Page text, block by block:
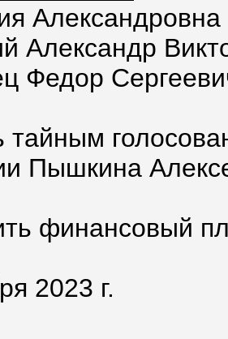
Александровна
Александр
Федор
тайным
Пышкина
финансовый
2023 г.